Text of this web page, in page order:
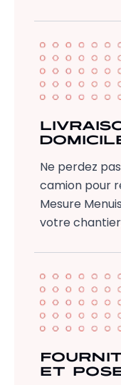
Ne perdez
camion pour
Mesure
votre
ET